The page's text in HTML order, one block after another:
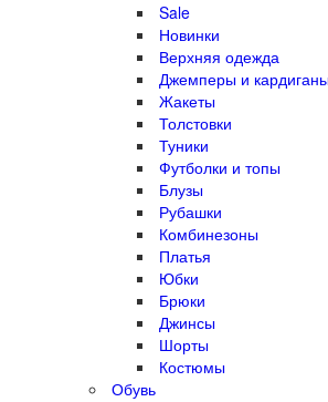
Sale
Новинки
Верхняя одежда
Джемперы и
Жакеты
Толстовки
Туники
Футболки и топы
Блузы
Рубашки
Комбинезоны
Платья
Юбки
Брюки
Джинсы
Шорты
Костюмы
Обувь